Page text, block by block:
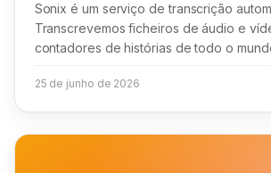
Sonix é um serviço de transcrição
Transcrevemos ficheiros de áudio e
contadores de histórias de todo o
25 de junho de 2026